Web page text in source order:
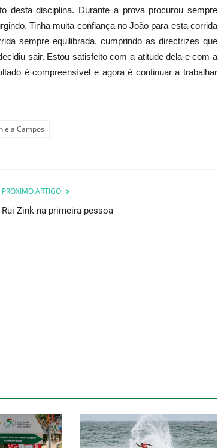
desta disciplina. Durante a prova procurou sempre
Tinha muita confiança no João para esta corrida
sempre equilibrada, cumprindo as directrizes que
sair. Estou satisfeito com a atitude dela e com a
é compreensível e agora é continuar a trabalhar
Campos
PRÓXIMO ARTIGO
Rui Zink na primeira pessoa
...by Descla
Portugal ao Ar Livre
Revista Descla Dez 28, 2021